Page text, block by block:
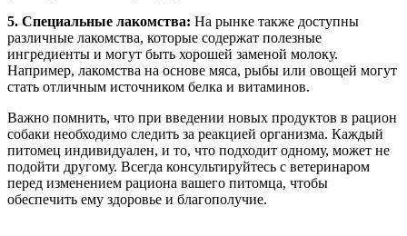
5. Специальные лакомства: На рынке также доступны
различные лакомства, которые содержат полезные
ингредиенты и могут быть хорошей заменой молоку.
Например, лакомства на основе мяса, рыбы или овощей могут
стать отличным источником белка и витаминов.
Важно помнить, что при введении новых продуктов в рацион
собаки необходимо следить за реакцией организма. Каждый
питомец индивидуален, и то, что подходит одному, может не
подойти другому. Всегда консультируйтесь с ветеринаром
перед изменением рациона вашего питомца, чтобы
обеспечить ему здоровье и благополучие.